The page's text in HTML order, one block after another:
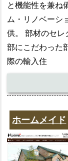
と機能性を兼ね
ム・リノベーシ
供。 部材のセレ
部にこだわった
際の輸入住
ホームメイド